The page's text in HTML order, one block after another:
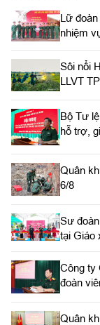
Lữ
nhiệm
Sôi nổi
LLVT
Bộ Tư
hỗ trợ,
Quân
6/8
Sư
tại Giáo
Công ty
đoàn
Quân